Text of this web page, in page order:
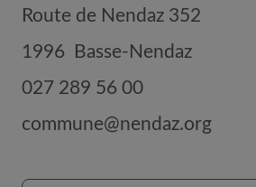
Route de Nendaz 352
1996
Basse-Nendaz
027 289 56 00
commune@nendaz.org